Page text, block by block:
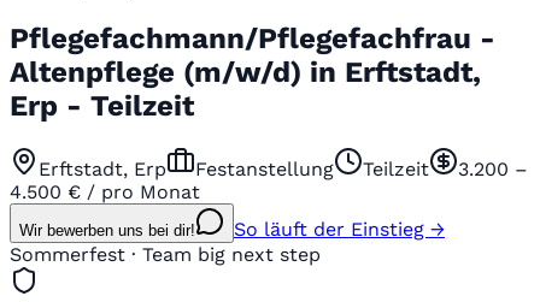
Pflegefachmann/Pflegefachfrau -
Altenpflege (m/w/d) in Erftstadt,
Erp - Teilzeit
Erftstadt, Erp Festanstellung Teilzeit
3.200 –
4.500 € / pro Monat
Wir bewerben uns bei dir!
So läuft der Einstieg →
Sommerfest · Team big next step